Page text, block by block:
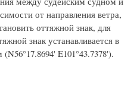
от направления ветра,
оттяжной знак, для
знак устанавливается в
E101°43.7378').